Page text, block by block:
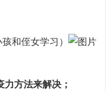
和侄女学习）
方法来解决；